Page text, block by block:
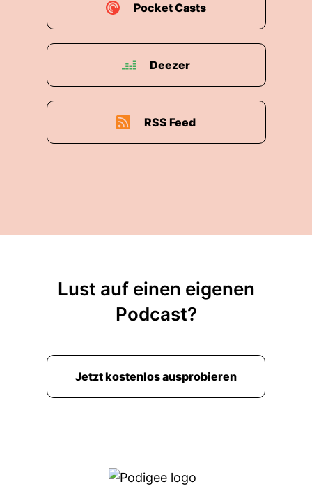
Pocket Casts
Deezer
RSS Feed
Lust auf einen eigenen
Podcast?
Jetzt kostenlos ausprobieren